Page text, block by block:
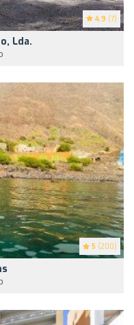
4.9 (7)
Lda.
5 (200)